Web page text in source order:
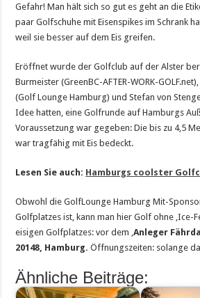
Gefahr! Man hält sich so gut es geht an die
paar Golfschuhe mit Eisenspikes im Schrank
weil sie besser auf dem Eis greifen.
Eröffnet wurde der Golfclub auf der Alster
Burmeister (GreenBC-AFTER-WORK-
(Golf Lounge Hamburg) und Stefan von
Idee hatten, eine Golfrunde auf Hamburgs
Voraussetzung war gegeben: Die bis zu 4,5
war tragfähig mit Eis bedeckt.
Lesen Sie auch: Hamburgs coolster
Obwohl die GolfLounge Hamburg Mit-
Golfplatzes ist, kann man hier Golf ohne ‚Ice-
eisigen Golfplatzes: vor dem ‚Anleger
20148, Hamburg. Öffnungszeiten: solange
Ähnliche Beiträge: